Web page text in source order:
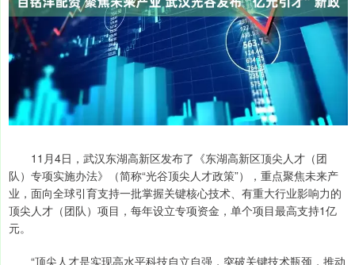
11月4日，武汉东湖高新区发布了《东湖高新区顶尖人才（团
队）专项实施办法》（简称“光谷顶尖人才政策”），重点聚焦未来产
业，面向全球引育支持一批掌握关键核心技术、有重大行业影响力的
顶尖人才（团队）项目，每年设立专项资金，单个项目最高支持1亿
元。
“顶尖人才是实现高水平科技自立自强，突破关键技术瓶颈，推动